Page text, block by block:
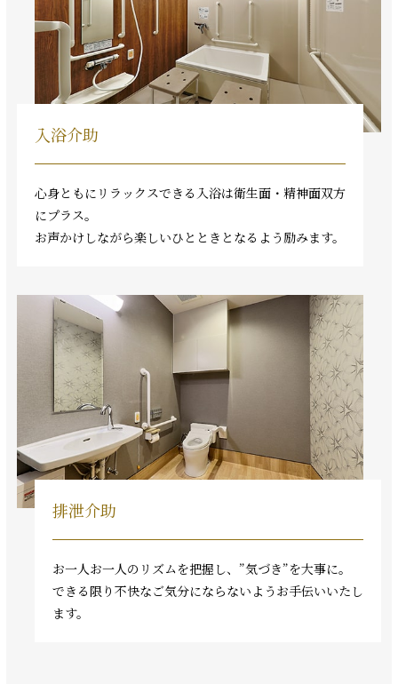
入浴介助
心身ともにリラックスできる入浴は衛生面・精神面双方
にプラス。
お声かけしながら楽しいひとときとなるよう励みます。
排泄介助
お一人お一人のリズムを把握し、”気づき”を大事に。
できる限り不快なご気分にならないようお手伝いいたし
ます。